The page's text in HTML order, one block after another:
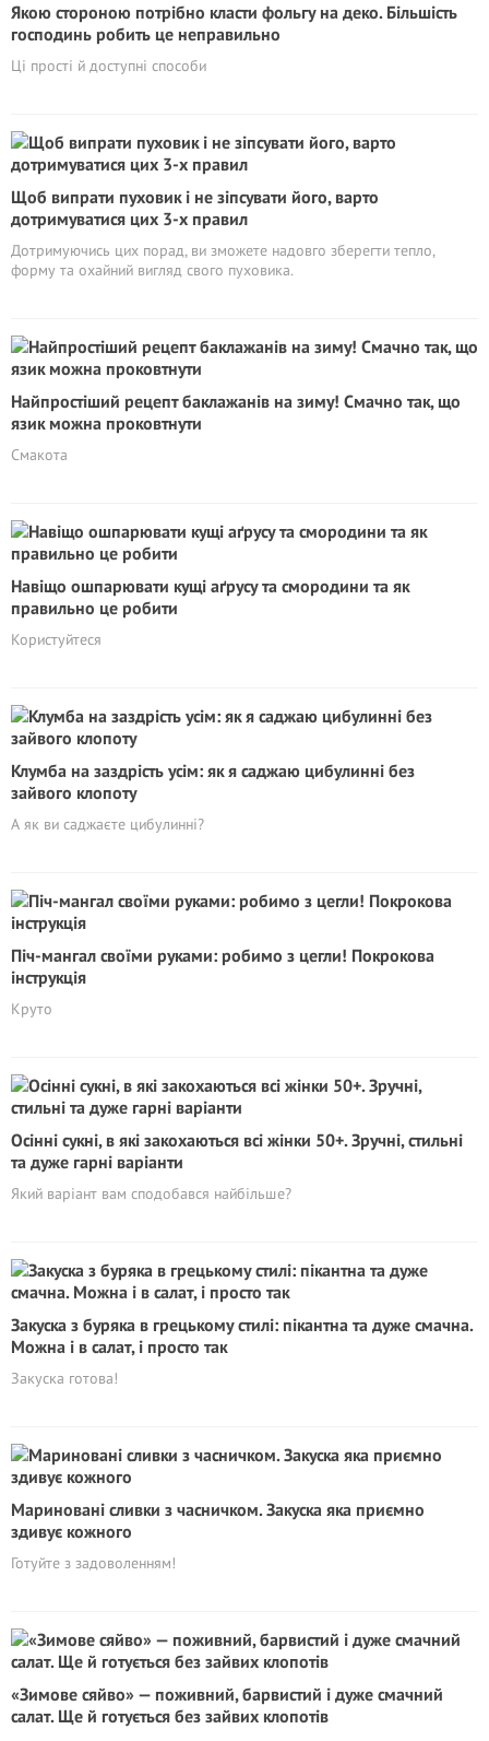
Якою стороною потрібно класти фольгу на деко. Більшість
господинь робить це неправильно
Ці прості й доступні способи
Щоб випрати пуховик і не зіпсувати його, варто
дотримуватися цих 3-х правил
Дотримуючись цих порад, ви зможете надовго зберегти тепло,
форму та охайний вигляд свого пуховика.
Найпростіший рецепт баклажанів на зиму! Смачно так, що
язик можна проковтнути
Смакота
Навіщо ошпарювати кущі аґрусу та смородини та як
правильно це робити
Користуйтеся
Клумба на заздрість усім: як я саджаю цибулинні без
зайвого клопоту
А як ви саджаєте цибулинні?
Піч-мангал своїми руками: робимо з цегли! Покрокова
інструкція
Круто
Осінні сукні, в які закохаються всі жінки 50+. Зручні, стильні
та дуже гарні варіанти
Який варіант вам сподобався найбільше?
Закуска з буряка в грецькому стилі: пікантна та дуже смачна.
Можна і в салат, і просто так
Закуска готова!
Мариновані сливки з часничком. Закуска яка приємно
здивує кожного
Готуйте з задоволенням!
«Зимове сяйво» — поживний, барвистий і дуже смачний
салат. Ще й готується без зайвих клопотів